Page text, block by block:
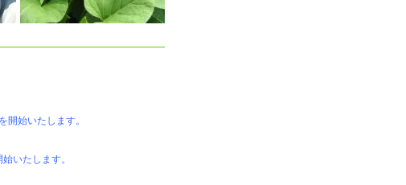
開始いたします。
いたします。